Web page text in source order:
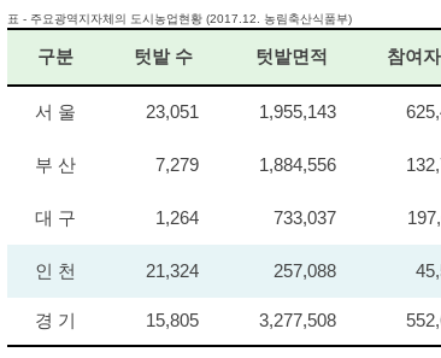
표 - 주요광역지자체의 도시농업현황 (2017.12. 농림축산식품부)
구분 텃밭 수 텃밭면적 참여
서 울 23,051 1,955,143
부 산 7,279 1,884,556
대 구 1,264 733,037
인 천 21,324 257,088
경 기 15,805 3,277,508